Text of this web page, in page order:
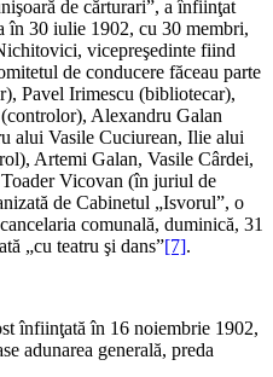
de cărturari”, a înfiinţat
în 30 iulie 1902, cu 30 membri,
vicepreşedinte fiind
de conducere făceau parte
Pavel Irimescu (bibliotecar),
Alexandru Galan
alui Vasile Cuciurean, Ilie alui
Artemi Galan, Vasile Cârdei,
Vicovan (în juriul de
de Cabinetul „Isvorul”, o
comunală, duminică, 31
„cu teatru şi dans”[7].
înfiinţată în 16 noiembrie 1902,
adunarea generală, preda